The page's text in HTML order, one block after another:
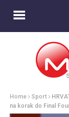
Home Sport
na korak do Final